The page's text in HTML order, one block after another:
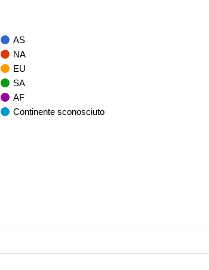
AS
NA
EU
SA
AF
Continente sconosciuto